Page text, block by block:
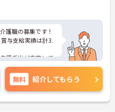
護職の募集です！
与支給実績は計3.
種手当が充実して
☆
イントなど、さら
気軽にご相談くだ
無料 紹介してもらう